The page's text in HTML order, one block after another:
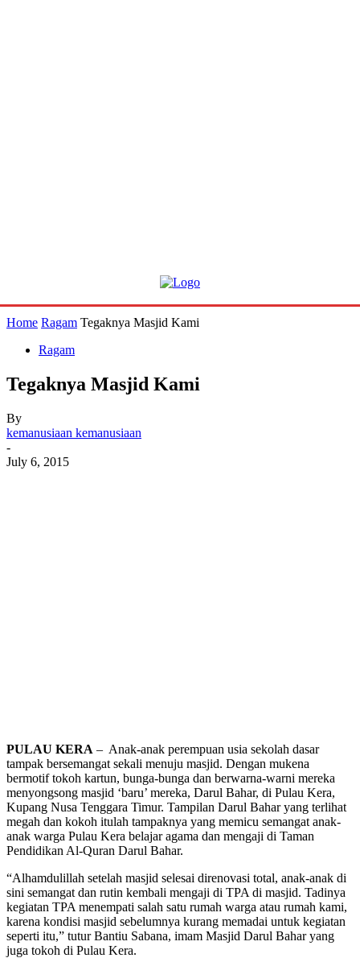
Home Ragam Tegaknya Masjid Kami
Ragam
Tegaknya Masjid Kami
By
kemanusiaan kemanusiaan
-
July 6, 2015
PULAU KERA – Anak-anak perempuan usia sekolah dasar
tampak bersemangat sekali menuju masjid. Dengan mukena
bermotif tokoh kartun, bunga-bunga dan berwarna-warni mereka
menyongsong masjid ‘baru’ mereka, Darul Bahar, di Pulau Kera,
Kupang Nusa Tenggara Timur. Tampilan Darul Bahar yang terlihat
megah dan kokoh itulah tampaknya yang memicu semangat anak-
anak warga Pulau Kera belajar agama dan mengaji di Taman
Pendidikan Al-Quran Darul Bahar.
“Alhamdulillah setelah masjid selesai direnovasi total, anak-anak di
sini semangat dan rutin kembali mengaji di TPA di masjid. Tadinya
kegiatan TPA menempati salah satu rumah warga atau rumah kami,
karena kondisi masjid sebelumnya kurang memadai untuk kegiatan
seperti itu,” tutur Bantiu Sabana, imam Masjid Darul Bahar yang
juga tokoh di Pulau Kera.